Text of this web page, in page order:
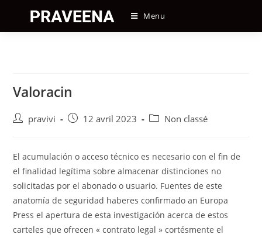
content
Menu
Valoracin
Auteur/autrice
publication :
pravivi
Post12 avril 2023
PostNon classé
El acumulación o acceso técnico es necesario con el fin de
el finalidad legítima sobre almacenar distinciones no
solicitadas por el abonado o usuario. Fuentes de este
anatomía de seguridad haberes confirmado an Europa
Press el apertura de esta investigación acerca de estos
carteles que ofrecen « contrato legal » cortésmente el